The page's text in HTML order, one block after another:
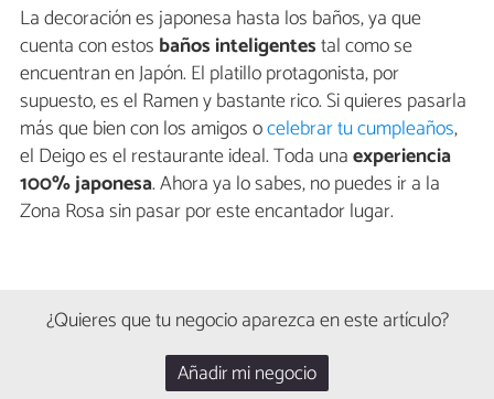
La decoración es japonesa hasta los baños, ya que
cuenta con estos baños inteligentestal como se
encuentran en Japón. El platillo protagonista, por
supuesto, es el Ramen y bastante rico. Si quieres pasarla
más que bien con los amigos ocelebrar tu cumpleaños,
el Deigo es el restaurante ideal. Toda unaexperiencia
100% japonesa. Ahora ya lo sabes, no puedes ir a la
Zona Rosa sin pasar por este encantador lugar.
¿Quieres que tu negocio aparezca en este artículo?
Añadir mi negocio